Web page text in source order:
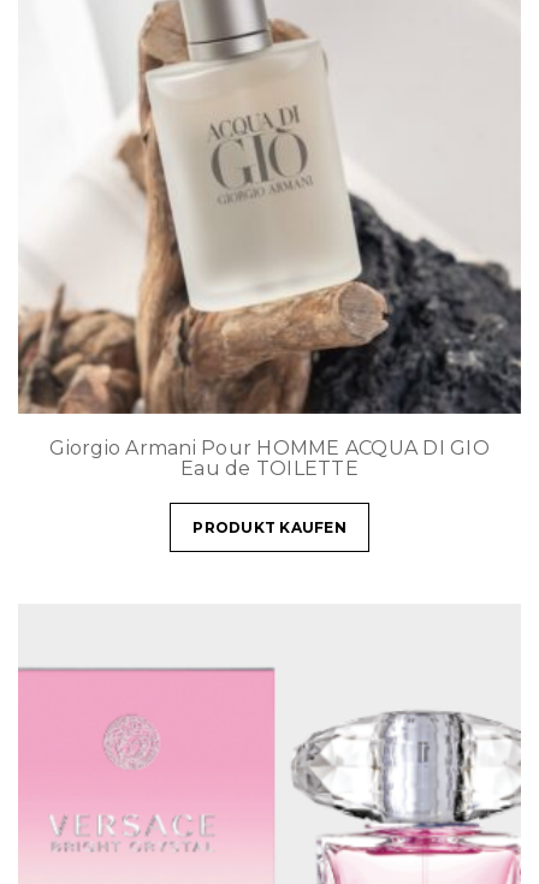
Giorgio Armani Pour HOMME ACQUA DI GIO
Eau de TOILETTE
PRODUKT KAUFEN